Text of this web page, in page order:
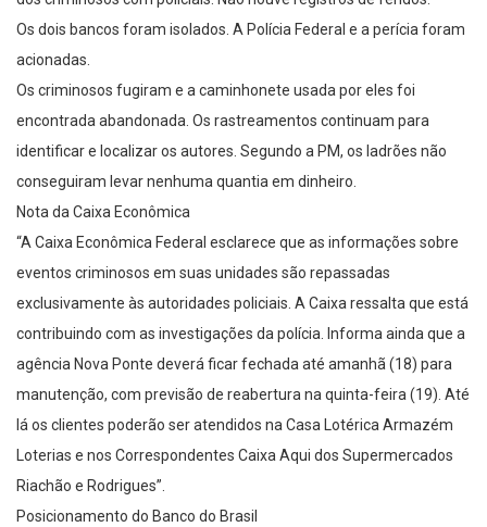
Os dois bancos foram isolados. A Polícia Federal e a perícia foram
acionadas.
Os criminosos fugiram e a caminhonete usada por eles foi
encontrada abandonada. Os rastreamentos continuam para
identificar e localizar os autores. Segundo a PM, os ladrões não
conseguiram levar nenhuma quantia em dinheiro.
Nota da Caixa Econômica
“A Caixa Econômica Federal esclarece que as informações sobre
eventos criminosos em suas unidades são repassadas
exclusivamente às autoridades policiais. A Caixa ressalta que está
contribuindo com as investigações da polícia. Informa ainda que a
agência Nova Ponte deverá ficar fechada até amanhã (18) para
manutenção, com previsão de reabertura na quinta-feira (19). Até
lá os clientes poderão ser atendidos na Casa Lotérica Armazém
Loterias e nos Correspondentes Caixa Aqui dos Supermercados
Riachão e Rodrigues”.
Posicionamento do Banco do Brasil